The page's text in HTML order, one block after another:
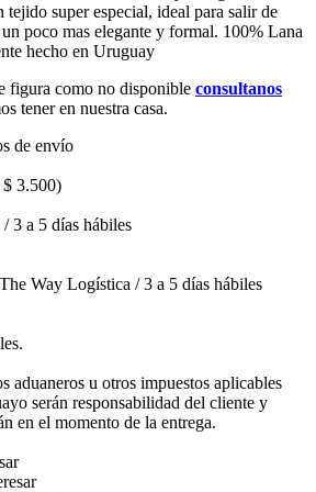
tejido super especial, ideal para salir de
poco mas elegante y formal. 100% Lana
hecho en Uruguay
figura como no disponible consultanos
tener en nuestra casa.
de envío
$ 3.500)
3 a 5 días hábiles
Way Logística / 3 a 5 días hábiles
aduaneros u otros impuestos aplicables
serán responsabilidad del cliente y
en el momento de la entrega.